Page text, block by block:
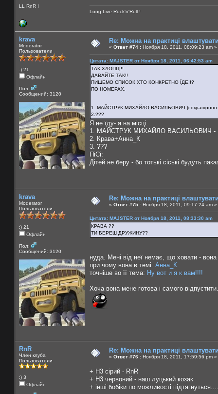
LL RnR !
Long Live Rock'n'Roll !
krava
Moderator
Пользователи
:) 21
Офлайн
Пол:
Сообщений: 3120
Re: Можна на практиці
« Ответ #74 : Ноября 18, 2011, 08:09:23 am »
Цитата: MAJSTER от Ноября 18, 2011, 06:42:53 am
ТАК ХЛОПЦІ!!
ДАВАЙТЕ ТАК!!
ПИШЕМО СПИСОК ХТО КОНКРЕТНО ЇДЕ!!?
ПО НОМЕРАХ.
1. МАЙСТРУК МИХАЙЛО ВАСИЛЬОВИЧ (
2.???
Я не їду- я на місці.
1. МАЙСТРУК МИХАЙЛО ВАСИЛЬОВИЧ -
2. Крава+Анна_К
3. ???
ПіСі:
Дітей не беру - бо тотькі сіські будуть
krava
Moderator
Пользователи
:) 21
Офлайн
Пол:
Сообщений: 3120
Re: Можна на практиці
« Ответ #75 : Ноября 18, 2011, 09:17:24 am »
Цитата: MAJSTER от Ноября 18, 2011, 08:33:30 am
КРАВА ??
ТИ БЕРЕШ ДРУЖИНУ??
нуда. Мені від неї немає, що ховати -
при чому вона в темі: Анна_К
точніше во її тема: Ну вот и я к вам!!!!
Хоча вона мене готова і самого
RnR
Член клуба
Пользователи
:) 3
Офлайн
Re: Можна на практиці
« Ответ #76 : Ноября 18, 2011, 17:59:56 pm »
+ Н3 сірий - RnR
+ Н3 червоний - наш луцький козак
+ інші бобіки по можливості підтягнуться....